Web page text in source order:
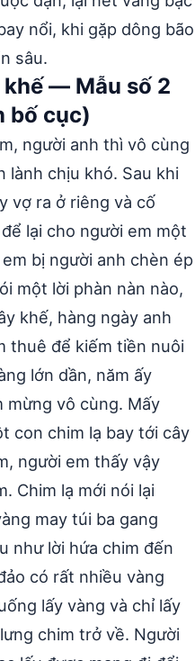
nổi, khi gặp dông bão
sâu.
— Mẫu số 2
bố cục)
người anh thì vô cùng
lành chịu khó. Sau khi
vợ ra ở riêng và cố
lại cho người em một
bị người anh chèn ép
một lời phàn nàn nào,
khế, hàng ngày anh
thuê để kiếm tiền nuôi
lớn dần, năm ấy
mừng vô cùng. Mấy
con chim lạ bay tới cây
người em thấy vậy
Chim lạ mới nói lại
may túi ba gang
như lời hứa chim đến
có rất nhiều vàng
lấy vàng và chỉ lấy
chim trở về. Người